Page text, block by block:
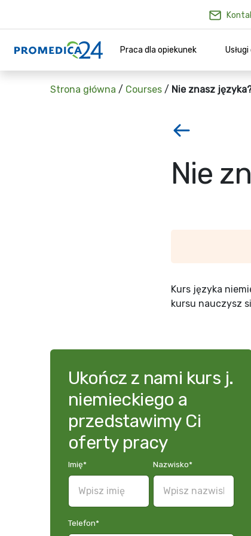
Praca dla opiekunek
Strona główna / Courses / Nie znasz
Nie
Kurs języka
kursu nauczysz
Ukończ z nami kurs j.
niemieckiego a
przedstawimy Ci
oferty pracy
Imię* Nazwisko*
Telefon*